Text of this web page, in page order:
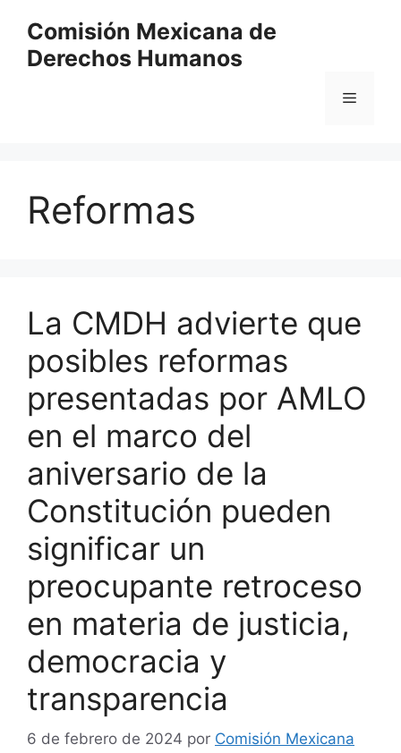
Comisión Mexicana de
Derechos Humanos
Reformas
La CMDH advierte que
posibles reformas
presentadas por AMLO
en el marco del
aniversario de la
Constitución pueden
significar un
preocupante retroceso
en materia de justicia,
democracia y
transparencia
6 de febrero de 2024 por Comisión Mexicana